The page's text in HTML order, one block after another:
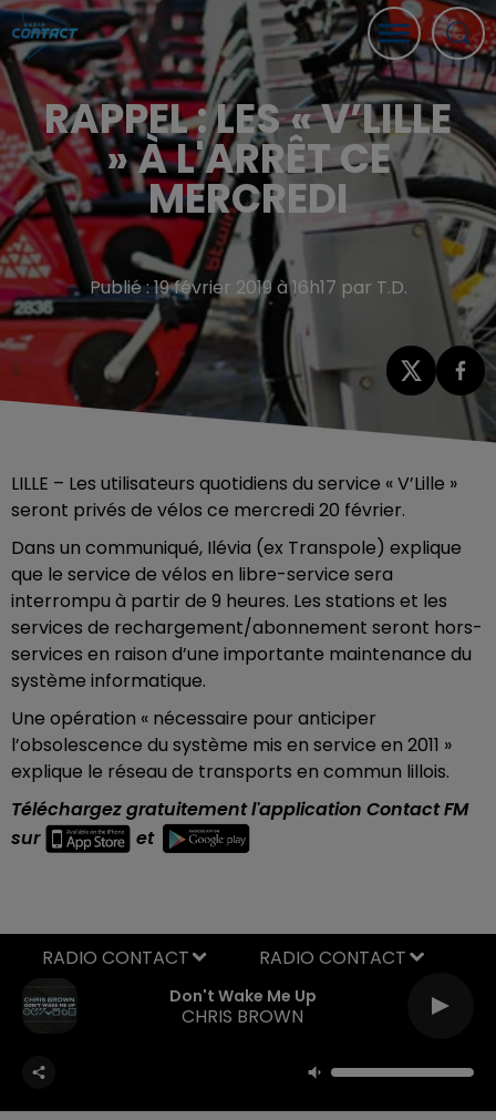
RAPPEL : LES « V’LILLE
» À L'ARRÊT CE
MERCREDI
Publié : 19 février 2019 à 16h17 par T.D.
LILLE – Les utilisateurs quotidiens du service « V’Lille »
seront privés de vélos ce mercredi 20 février.
Dans un communiqué, Ilévia (ex Transpole) explique
que le service de vélos en libre-service sera
interrompu à partir de 9 heures. Les stations et les
services de rechargement/abonnement seront hors-
services en raison d’une importante maintenance du
système informatique.
Une opération « nécessaire pour anticiper
l’obsolescence du système mis en service en 2011 »
explique le réseau de transports en commun lillois.
Téléchargez gratuitement l'application Contact FM
sur
et
Don't Wake Me Up
CHRIS BROWN
RADIO CONTACT